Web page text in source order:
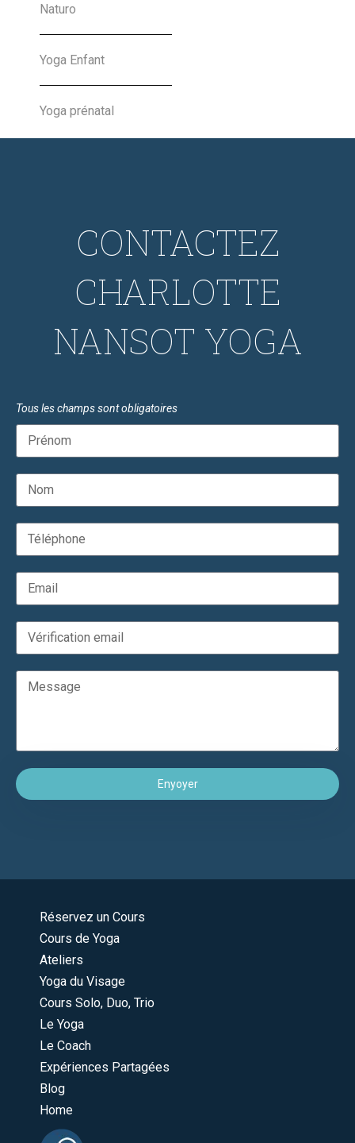
21-03-2022
Naturo
Yoga Enfant
Yoga prénatal
CONTACTEZ
CHARLOTTE
NANSOT YOGA
Tous les champs sont obligatoires
Enyoyer
Réservez un Cours
Cours de Yoga
Ateliers
Yoga du Visage
Cours Solo, Duo, Trio
Le Yoga
Le Coach
Expériences Partagées
Blog
Home